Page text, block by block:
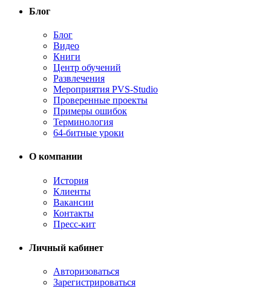
Блог
Блог
Видео
Книги
Центр обучений
Развлечения
Мероприятия PVS-Studio
Проверенные проекты
Примеры ошибок
Терминология
64-битные уроки
О компании
История
Клиенты
Вакансии
Контакты
Пресс-кит
Личный кабинет
Авторизоваться
Зарегистрироваться